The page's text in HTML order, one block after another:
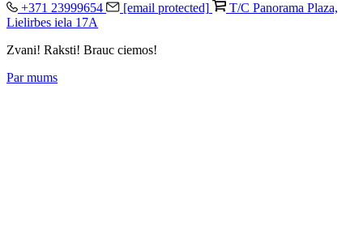
+371 23999654 [email protected]
T/C Panorama Plaza,
Lielirbes iela 17A
Zvani! Raksti! Brauc ciemos!
Par mums